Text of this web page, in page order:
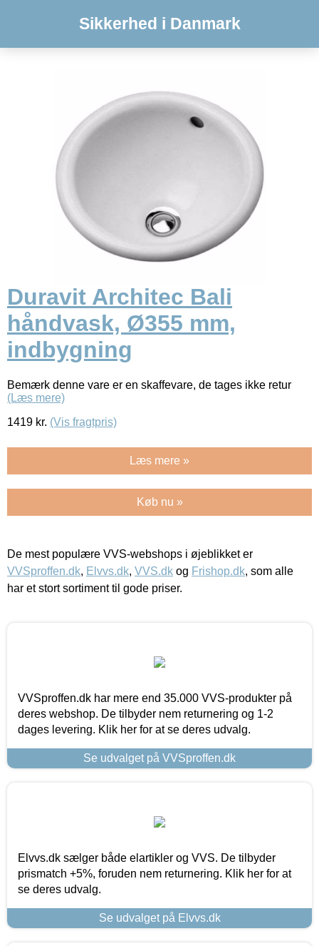
Sikkerhed i Danmark
Duravit Architec Bali
håndvask, Ø355 mm,
indbygning
Bemærk denne vare er en skaffevare, de tages ikke retur
(Læs mere)
1419 kr. (Vis fragtpris)
Læs mere »
Køb nu »
De mest populære VVS-webshops i øjeblikket er
VVSproffen.dk, Elvvs.dk, VVS.dk og Frishop.dk, som alle
har et stort sortiment til gode priser.
VVSproffen.dk har mere end 35.000 VVS-produkter på
deres webshop. De tilbyder nem returnering og 1-2
dages levering. Klik her for at se deres udvalg.
Se udvalget på VVSproffen.dk
Elvvs.dk sælger både elartikler og VVS. De tilbyder
prismatch +5%, foruden nem returnering. Klik her for at
se deres udvalg.
Se udvalget på Elvvs.dk